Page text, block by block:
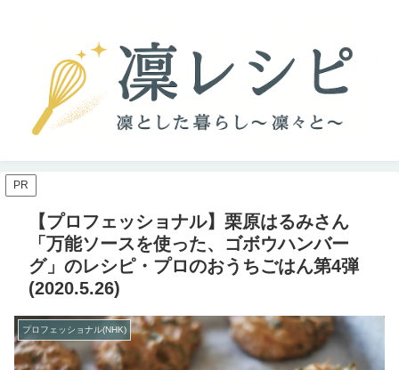
PR
【プロフェッショナル】栗原はるみさん
「万能ソースを使った、ゴボウハンバー
グ」のレシピ・プロのおうちごはん第4弾
(2020.5.26)
プロフェッショナル(NHK)